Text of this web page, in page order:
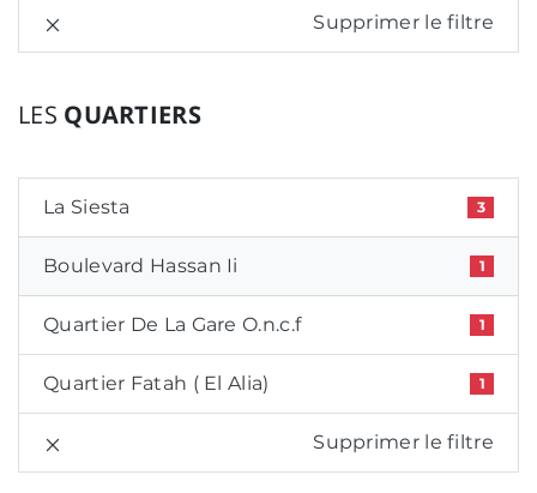
Supprimer le filtre
LES QUARTIERS
La Siesta 3
Boulevard Hassan Ii 1
Quartier De La Gare O.n.c.f 1
Quartier Fatah ( El Alia) 1
Supprimer le filtre